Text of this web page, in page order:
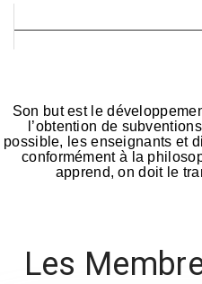
Son but est le
l’obtention de
possible, les enseignants et
conformément à la
apprend, on doit le
Les